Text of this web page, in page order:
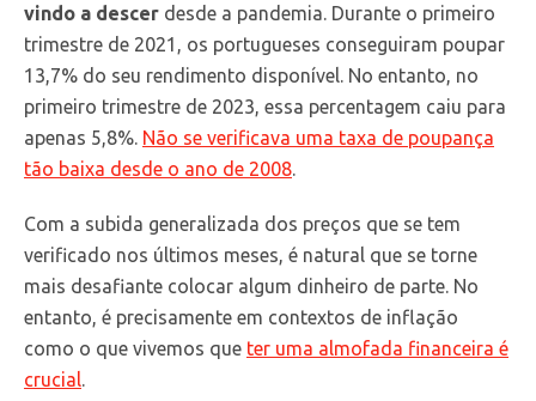
vindo a descer desde a pandemia. Durante o primeiro
trimestre de 2021, os portugueses conseguiram poupar
13,7% do seu rendimento disponível. No entanto, no
primeiro trimestre de 2023, essa percentagem caiu para
apenas 5,8%. Não se verificava uma taxa de poupança
tão baixa desde o ano de 2008
Com a subida generalizada dos preços que se tem
verificado nos últimos meses, é natural que se torne
mais desafiante colocar algum dinheiro de parte. No
entanto, é precisamente em contextos de inflação
como o que vivemos que ter uma almofada financeira é
crucial